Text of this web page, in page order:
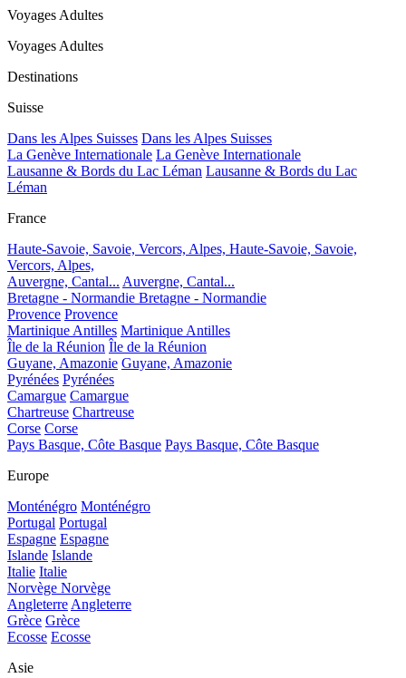
Voyages Adultes
Voyages Adultes
Destinations
Suisse
Dans les Alpes Suisses Dans les Alpes Suisses
La Genève Internationale La Genève Internationale
Lausanne & Bords du Lac Léman Lausanne & Bords du Lac
Léman
France
Haute-Savoie, Savoie, Vercors, Alpes, Haute-Savoie, Savoie,
Vercors, Alpes,
Auvergne, Cantal... Auvergne, Cantal...
Bretagne - Normandie Bretagne - Normandie
Provence Provence
Martinique Antilles Martinique Antilles
Île de la Réunion Île de la Réunion
Guyane, Amazonie Guyane, Amazonie
Pyrénées Pyrénées
Camargue Camargue
Chartreuse Chartreuse
Corse Corse
Pays Basque, Côte Basque Pays Basque, Côte Basque
Europe
Monténégro Monténégro
Portugal Portugal
Espagne Espagne
Islande Islande
Italie Italie
Norvège Norvège
AngleterreAngleterre
Grèce Grèce
Ecosse Ecosse
Asie